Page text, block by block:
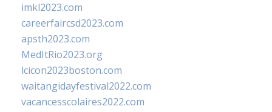
imkl2023.com
careerfaircsd2023.com
apsth2023.com
MedItRio2023.org
lcicon2023boston.com
waitangidayfestival2022.com
vacancesscolaires2022.com